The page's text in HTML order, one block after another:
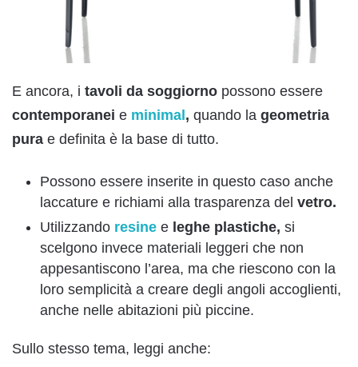
E ancora, i tavoli da soggiorno possono essere
contemporanei e minimal , quando la geometria
pura e definita è la base di tutto.
Possono essere inserite in questo caso anche
laccature e richiami alla trasparenza del vetro.
Utilizzando resine e leghe plastiche, si
scelgono invece materiali leggeri che non
appesantiscono l’area, ma che riescono con la
loro semplicità a creare degli angoli accoglienti,
anche nelle abitazioni più piccine.
Sullo stesso tema, leggi anche: